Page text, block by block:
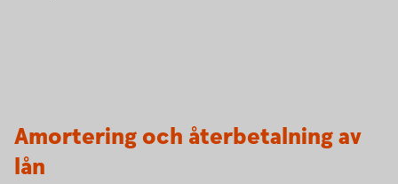
Amortering och återbetalning av
lån